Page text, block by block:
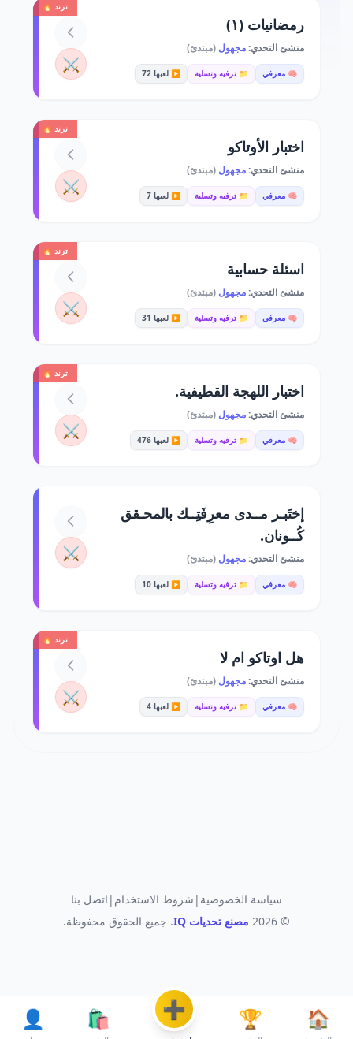
ترند 🔥
رمضانيات (١)
منشئ التحدي:مجهول (مبتدئ)
🧠 معرفي 📁 ترفيه وتسلية ▶️ لعبها 72 ⚔️
ترند 🔥
اختبار الأوتاكو
منشئ التحدي:مجهول (مبتدئ)
🧠 معرفي 📁 ترفيه وتسلية ▶️ لعبها 7 ⚔️
ترند 🔥
اسئلة حسابية
منشئ التحدي:مجهول (مبتدئ)
🧠 معرفي 📁 ترفيه وتسلية ▶️ لعبها 31 ⚔️
ترند 🔥
اختبار اللهجة القطيفية.
منشئ التحدي:مجهول (مبتدئ)
🧠 معرفي 📁 ترفيه وتسلية ▶️ لعبها 476 ⚔️
إختَبـر مــدى معرِفَتِــك بالمحـقق
كُــونان.
منشئ التحدي:مجهول (مبتدئ)
🧠 معرفي 📁 ترفيه وتسلية ▶️ لعبها 10
⚔️
ترند 🔥
هل اوتاكو ام لا
منشئ التحدي:مجهول (مبتدئ)
🧠 معرفي 📁 ترفيه وتسلية ▶️ لعبها 4 ⚔️
🏠
🏆
➕
🛍️
👤
سياسة الخصوصية | شروط الاستخدام | اتصل بنا
© 2026
مصنع تحديات IQ . جميع الحقوق محفوظة.